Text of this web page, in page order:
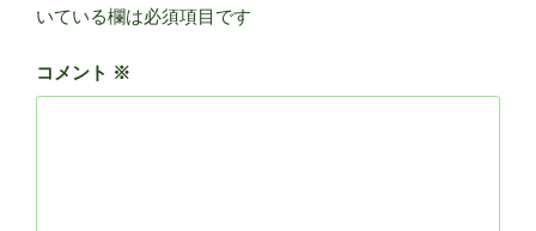
いている欄は必須項目です
コメント ※